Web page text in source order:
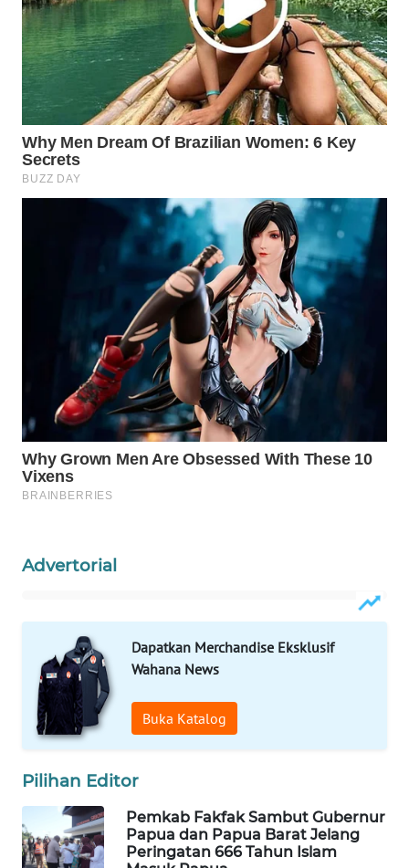
Advertorial
Dapatkan Merchandise Eksklusif
Wahana News
Buka Katalog
Pilihan Editor
Pemkab Fakfak Sambut Gubernur
Papua dan Papua Barat Jelang
Peringatan 666 Tahun Islam
WAHANA
HEALTH
WAHANA
DESA
WISATA
LAPAK
MASYARAKAT
KELISTRIKAN
ID
MAWAKA
MARTABAT
WATCH
MKLI
LKKI
KOPEKLIN